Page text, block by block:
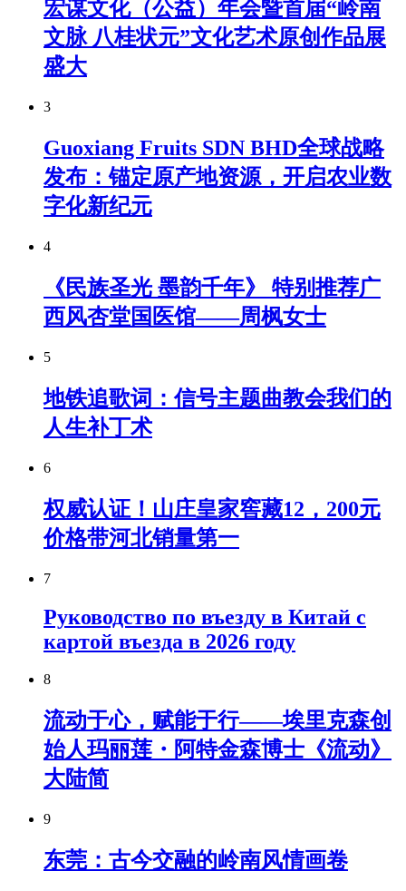
宏谋文化（公益）年会暨首届“岭南
文脉 八桂状元”文化艺术原创作品展
盛大
3
Guoxiang Fruits SDN BHD全球战略
发布：锚定原产地资源，开启农业数
字化新纪元
4
《民族圣光 墨韵千年》 特别推荐广
西风杏堂国医馆——周枫女士
5
地铁追歌词：信号主题曲教会我们的
人生补丁术
6
权威认证！山庄皇家窖藏12，200元
价格带河北销量第一
7
Руководство по въезду в Китай с
картой въезда в 2026 году
8
流动于心，赋能于行——埃里克森创
始人玛丽莲・阿特金森博士《流动》
大陆简
9
东莞：古今交融的岭南风情画卷